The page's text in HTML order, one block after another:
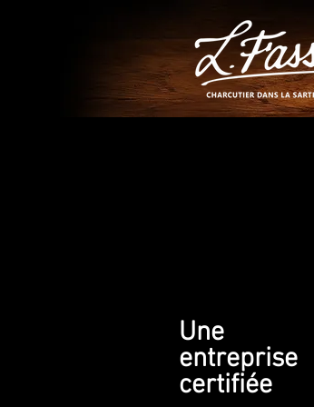
Une
entreprise
certifiée